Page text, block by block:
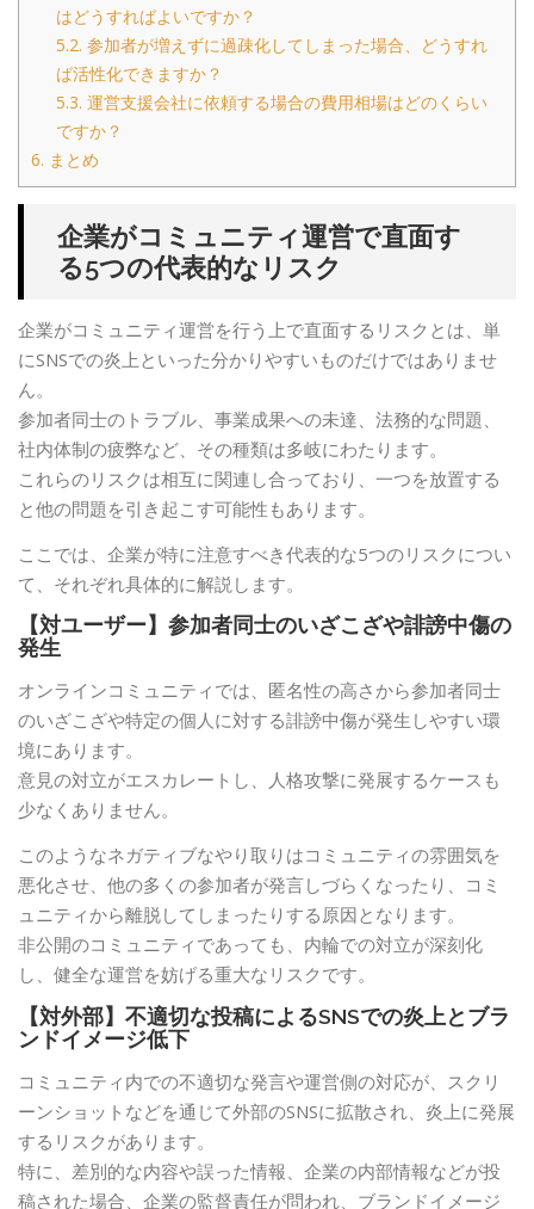
はどうすればよいですか？
5.2. 参加者が増えずに過疎化してしまった場合、どうすれ
ば活性化できますか？
5.3. 運営支援会社に依頼する場合の費用相場はどのくらい
ですか？
6. まとめ
企業がコミュニティ運営で直面す
る5つの代表的なリスク
企業がコミュニティ運営を行う上で直面するリスクとは、単
にSNSでの炎上といった分かりやすいものだけではありませ
ん。
参加者同士のトラブル、事業成果への未達、法務的な問題、
社内体制の疲弊など、その種類は多岐にわたります。
これらのリスクは相互に関連し合っており、一つを放置する
と他の問題を引き起こす可能性もあります。
ここでは、企業が特に注意すべき代表的な5つのリスクについ
て、それぞれ具体的に解説します。
【対ユーザー】参加者同士のいざこざや誹謗中傷の
発生
オンラインコミュニティでは、匿名性の高さから参加者同士
のいざこざや特定の個人に対する誹謗中傷が発生しやすい環
境にあります。
意見の対立がエスカレートし、人格攻撃に発展するケースも
少なくありません。
このようなネガティブなやり取りはコミュニティの雰囲気を
悪化させ、他の多くの参加者が発言しづらくなったり、コミ
ュニティから離脱してしまったりする原因となります。
非公開のコミュニティであっても、内輪での対立が深刻化
し、健全な運営を妨げる重大なリスクです。
【対外部】不適切な投稿によるSNSでの炎上とブラ
ンドイメージ低下
コミュニティ内での不適切な発言や運営側の対応が、スクリ
ーンショットなどを通じて外部のSNSに拡散され、炎上に発展
するリスクがあります。
特に、差別的な内容や誤った情報、企業の内部情報などが投
稿された場合、企業の監督責任が問われ、ブランドイメージ